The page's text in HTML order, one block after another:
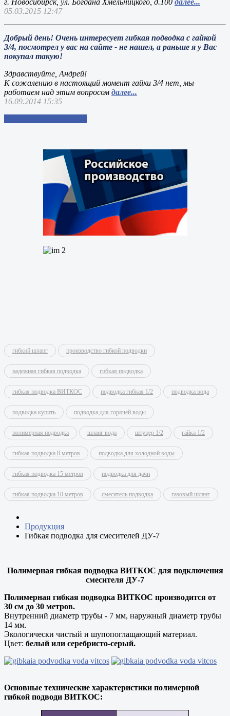
г. Новосибирск, ул. Богдана Хмельницкого, д.100 далее...
05.03.2015 12:47
Добрый день! Очень интересует гибкая подводка с гайкой
3/4, посмотрел у вас на сайте - не нашел, а раньше я у Вас
покупал такую!
Здравствуйте, Андрей!
К сожалению в настоящий момент гайки 3/4 нет, мы
работаем над этим вопросом далее...
16.09.2014 15:35
гибкий шланг производство гибкой подводки
надежная гибкая подводка гибкая подводка
гибкая подводка ВИТКОС подводка гибкая 1/2 подводка вода
подводка купить подводка для горячей воды
полимерная подводка шланг вода штуцер 1/2 гайка 1/2
гибкая подводка 8 метров подводка для холодной воды
гибкая подводка 15 метров подводка для дачи
гибкая подводка 10 метров смеситель подводка газовый шланг
Продукция
Гибкая подводка для смесителей ДУ-7
Полимерная гибкая подводка ВИТКОС для подключения
смесителя ДУ-7
Полимерная гибкая подводка ВИТКОС производится от
30 см до 30 метров.
Внутренний диаметр трубы - 7 мм, наружный диаметр трубы
14 мм.
Экологически чистый и шупопоглащающий материал.
Цвет: белый или серебристо-серый.
Основные технические характеристики полимерной
гибкой подводи ВИТКОС: